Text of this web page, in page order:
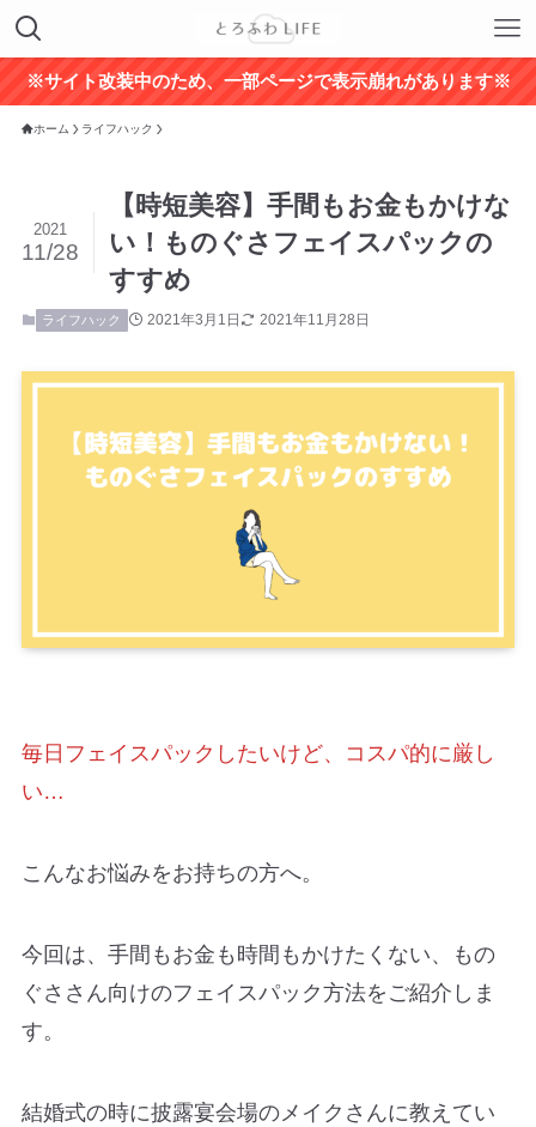
※サイト改装中のため、一部ページで表示崩れがあります※
ホーム ライフハック
【時短美容】手間もお金もかけな
い！ものぐさフェイスパックの
すすめ
2021
11/28
ライフハック 2021年3月1日 2021年11月28日
毎日フェイスパックしたいけど、コスパ的に厳し
い…
こんなお悩みをお持ちの方へ。
今回は、手間もお金も時間もかけたくない、もの
ぐささん向けのフェイスパック方法をご紹介しま
す。
結婚式の時に披露宴会場のメイクさんに教えてい